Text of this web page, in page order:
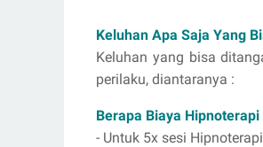
Keluhan Apa Saja Yang
Keluhan yang bisa
perilaku, diantaranya :
Berapa Biaya Hipnoterapi
- Untuk 5x sesi